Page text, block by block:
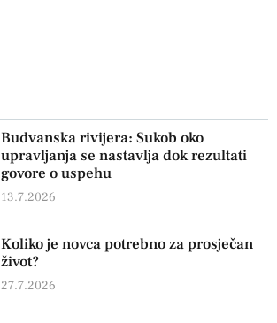
Budvanska rivijera: Sukob oko
upravljanja se nastavlja dok rezultati
govore o uspehu
13.7.2026
Koliko je novca potrebno za prosječan
život?
27.7.2026